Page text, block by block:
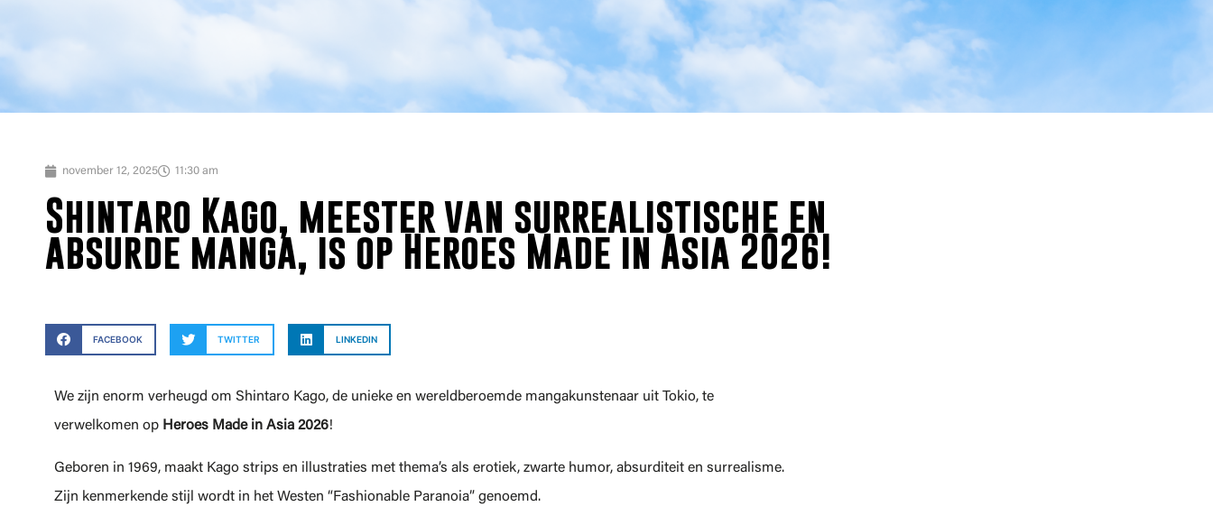
november 12, 2025 11:30 am
Shintaro Kago, meester van surrealistische en
absurde manga, is op Heroes Made in Asia 2026!
FACEBOOK TWITTER LINKEDIN
We zijn enorm verheugd om Shintaro Kago, de unieke en wereldberoemde mangakunstenaar uit Tokio, te
verwelkomen op Heroes Made in Asia 2026!
Geboren in 1969, maakt Kago strips en illustraties met thema’s als erotiek, zwarte humor, absurditeit en surrealisme.
Zijn kenmerkende stijl wordt in het Westen “Fashionable Paranoia” genoemd.